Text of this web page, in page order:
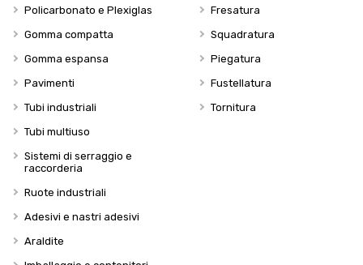
Policarbonato e Plexiglas
Gomma compatta
Gomma espansa
Pavimenti
Tubi industriali
Tubi multiuso
Sistemi di serraggio e
raccorderia
Ruote industriali
Adesivi e nastri adesivi
Araldite
Fresatura
Squadratura
Piegatura
Fustellatura
Tornitura